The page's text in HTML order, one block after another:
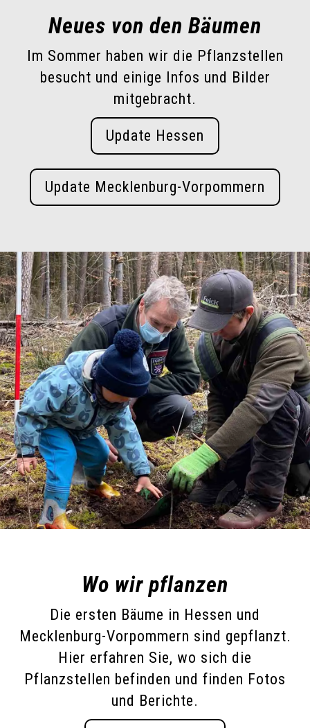
Neues von den Bäumen
Im Sommer haben wir die Pflanzstellen
besucht und einige Infos und Bilder
mitgebracht.
Update Hessen
Update Mecklenburg-Vorpommern
Wo wir pflanzen
Die ersten Bäume in Hessen und
Mecklenburg-Vorpommern sind gepflanzt.
Hier erfahren Sie, wo sich die
Pflanzstellen befinden und finden Fotos
und Berichte.